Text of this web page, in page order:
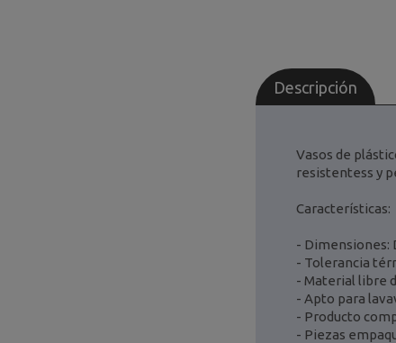
Descripción
Vasos de
resistentess y
Características:
- Dimensiones:
- Tolerancia
- Material libre
- Apto para
- Producto
- Piezas